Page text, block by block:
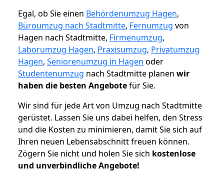
Egal, ob Sie einen Behördenumzug Hagen,
Büroumzug nach Stadtmitte, Fernumzug von
Hagen nach Stadtmitte, Firmenumzug,
Laborumzug Hagen, Praxisumzug, Privatumzug
Hagen, Seniorenumzug in Hagen oder
Studentenumzug nach Stadtmitte planen wir
haben die besten Angebotefür Sie.
Wir sind für jede Art von Umzug nach Stadtmitte
gerüstet. Lassen Sie uns dabei helfen, den Stress
und die Kosten zu minimieren, damit Sie sich auf
Ihren neuen Lebensabschnitt freuen können.
Zögern Sie nicht und holen Sie sich kostenlose
und unverbindliche Angebote!